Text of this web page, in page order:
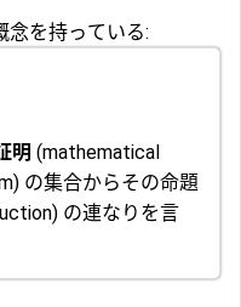
念を持っている:
明 (mathematical
の集合からその命題
の連なりを言